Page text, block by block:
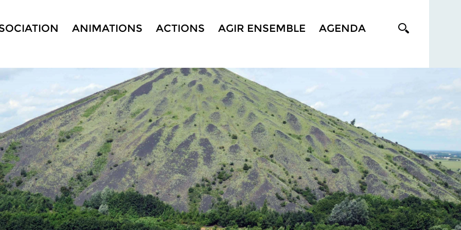
ANIMATIONS ACTIONS AGIR ENSEMBLE AGENDA